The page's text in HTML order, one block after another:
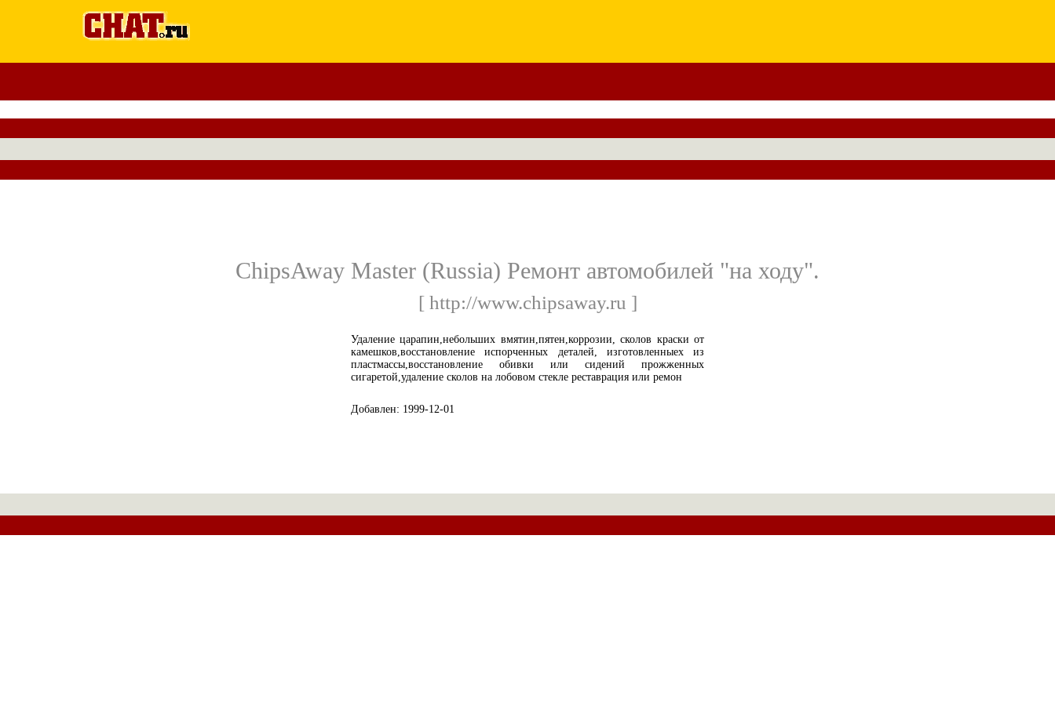
ChipsAway Master (Russia) Ремонт автомобилей "на ходу".
[ http://www.chipsaway.ru ]
Удаление царапин,небольших вмятин,пятен,коррозии, сколов краски от
камешков,восстановление испорченных деталей, изготовленныех из
пластмассы,восстановление обивки или сидений прожженных
сигаретой,удаление сколов на лобовом стекле реставрация или ремон
Добавлен: 1999-12-01